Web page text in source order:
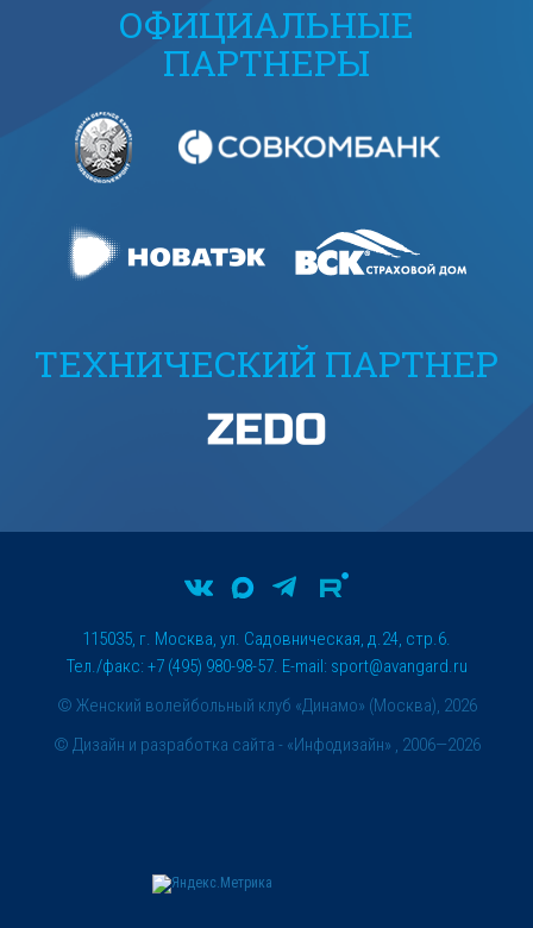
ОФИЦИАЛЬНЫЕ
ПАРТНЕРЫ
ТЕХНИЧЕСКИЙ ПАРТНЕР
© Женский волейбольный клуб «Динамо» (Москва), 2026
115035, г. Москва, ул. Садовническая, д.24, стр.6.
Тел./факс: +7 (495) 980-98-57. E-mail: sport@avangard.ru
© Дизайн и разработка сайта - «Инфодизайн» , 2006—2026